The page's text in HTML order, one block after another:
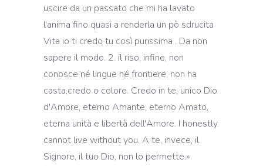
uscire da un passato che mi ha lavato
l'anima fino quasi a renderla un pò sdrucita
Vita io ti credo tu così purissima . Da non
sapere il modo. 2. il riso, infine, non
conosce né lingue né frontiere, non ha
casta,credo o colore. Credo in te, unico Dio
d'Amore, eterno Amante, eterno Amato,
eterna unità e libertà dell'Amore. I honestly
cannot live without you. A te, invece, il
Signore, il tuo Dio, non lo permette.»